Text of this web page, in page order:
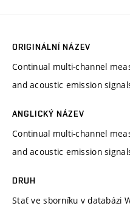
ORIGINÁLNÍ NÁZEV
Continual multi-channel
and acoustic emission
ANGLICKÝ NÁZEV
Continual multi-channel
and acoustic emission
DRUH
Stať ve sborníku v databázi